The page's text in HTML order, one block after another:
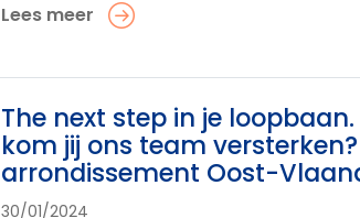
Lees meer
The next step in je
kom jij ons team
arrondissement Oost-
30/01/2024